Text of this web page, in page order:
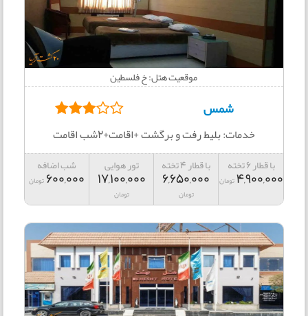
موقعیت هتل: خ فلسطین
شمس
خدمات: بلیط رفت و برگشت +اقامت+2شب اقامت
با قطار 6 تخته
4,900,000تومان
با قطار 4 تخته
6,650,000
تومان
تور هوایی
17,100,000
تومان
شب اضافه
600,000 تومان